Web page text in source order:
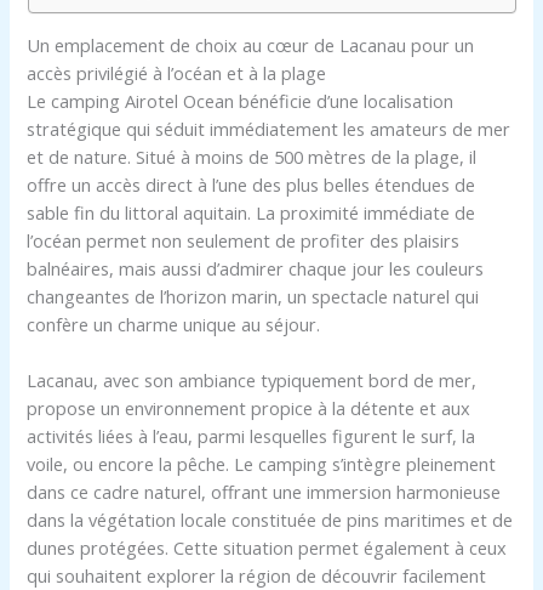
Un emplacement de choix au cœur de Lacanau pour un
accès privilégié à l’océan et à la plage
Le camping Airotel Ocean bénéficie d’une localisation
stratégique qui séduit immédiatement les amateurs de mer
et de nature. Situé à moins de 500 mètres de la plage, il
offre un accès direct à l’une des plus belles étendues de
sable fin du littoral aquitain. La proximité immédiate de
l’océan permet non seulement de profiter des plaisirs
balnéaires, mais aussi d’admirer chaque jour les couleurs
changeantes de l’horizon marin, un spectacle naturel qui
confère un charme unique au séjour.
Lacanau, avec son ambiance typiquement bord de mer,
propose un environnement propice à la détente et aux
activités liées à l’eau, parmi lesquelles figurent le surf, la
voile, ou encore la pêche. Le camping s’intègre pleinement
dans ce cadre naturel, offrant une immersion harmonieuse
dans la végétation locale constituée de pins maritimes et de
dunes protégées. Cette situation permet également à ceux
qui souhaitent explorer la région de découvrir facilement